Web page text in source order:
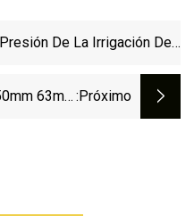
De La Irrigación De
El Agua Caliente Y Fría
63mm :próximo